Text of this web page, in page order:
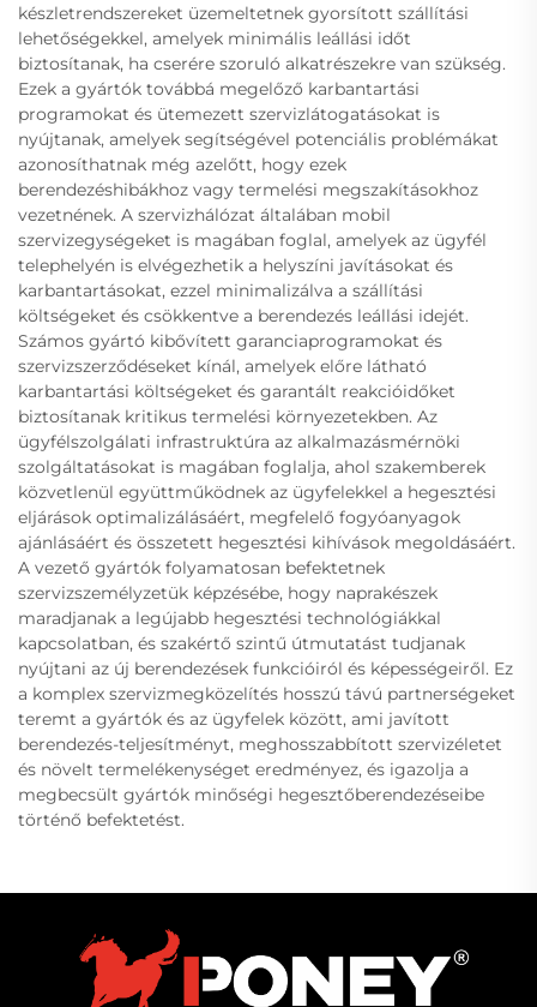
készletrendszereket üzemeltetnek gyorsított szállítási
lehetőségekkel, amelyek minimális leállási időt
biztosítanak, ha cserére szoruló alkatrészekre van szükség.
Ezek a gyártók továbbá megelőző karbantartási
programokat és ütemezett szervizlátogatásokat is
nyújtanak, amelyek segítségével potenciális problémákat
azonosíthatnak még azelőtt, hogy ezek
berendezéshibákhoz vagy termelési megszakításokhoz
vezetnének. A szervizhálózat általában mobil
szervizegységeket is magában foglal, amelyek az ügyfél
telephelyén is elvégezhetik a helyszíni javításokat és
karbantartásokat, ezzel minimalizálva a szállítási
költségeket és csökkentve a berendezés leállási idejét.
Számos gyártó kibővített garanciaprogramokat és
szervizszerződéseket kínál, amelyek előre látható
karbantartási költségeket és garantált reakcióidőket
biztosítanak kritikus termelési környezetekben. Az
ügyfélszolgálati infrastruktúra az alkalmazásmérnöki
szolgáltatásokat is magában foglalja, ahol szakemberek
közvetlenül együttműködnek az ügyfelekkel a hegesztési
eljárások optimalizálásáért, megfelelő fogyóanyagok
ajánlásáért és összetett hegesztési kihívások megoldásáért.
A vezető gyártók folyamatosan befektetnek
szervizszemélyzetük képzésébe, hogy naprakészek
maradjanak a legújabb hegesztési technológiákkal
kapcsolatban, és szakértő szintű útmutatást tudjanak
nyújtani az új berendezések funkcióiról és képességeiről. Ez
a komplex szervizmegközelítés hosszú távú partnerségeket
teremt a gyártók és az ügyfelek között, ami javított
berendezés-teljesítményt, meghosszabbított szervizéletet
és növelt termelékenységet eredményez, és igazolja a
megbecsült gyártók minőségi hegesztőberendezéseibe
történő befektetést.